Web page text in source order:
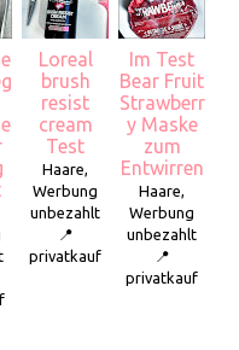
Loreal
brush
resist
cream
Test
Haare,
Werbung
unbezahlt
📍
privatkauf
Im Test
Bear Fruit
Strawberr
y Maske
zum
Entwirren
Haare,
Werbung
unbezahlt
📍
privatkauf